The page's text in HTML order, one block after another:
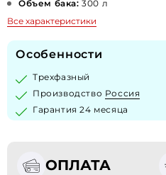
Объем бака: 300 л
Все характеристики
Особенности
Трехфазный
Производство Россия
Гарантия 24 месяца
ОПЛАТА